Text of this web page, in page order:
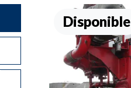
Disponible